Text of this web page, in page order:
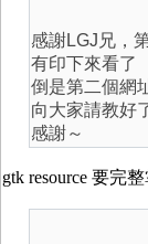
感謝LGJ兄，
有印下來看了
倒是第二個網
向大家請教好
感謝～
gtk resource 要完